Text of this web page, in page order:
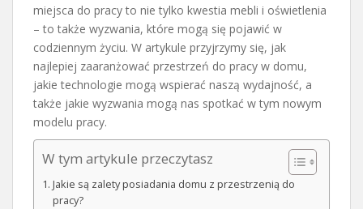
miejsca do pracy to nie tylko kwestia mebli i oświetlenia
– to także wyzwania, które mogą się pojawić w
codziennym życiu. W artykule przyjrzymy się, jak
najlepiej zaaranżować przestrzeń do pracy w domu,
jakie technologie mogą wspierać naszą wydajność, a
także jakie wyzwania mogą nas spotkać w tym nowym
modelu pracy.
W tym artykule przeczytasz
Jakie są zalety posiadania domu z przestrzenią do
pracy?